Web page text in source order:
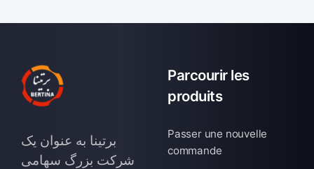
برتینا به عنوان یک
شرکت بزرگ سهامی
Parcourir les
produits
Passer une nouvelle
commande